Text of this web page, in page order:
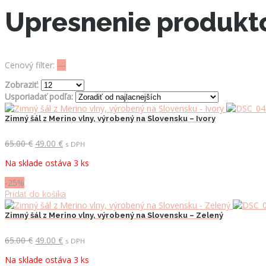
Upresnenie
Cenový filter: —
Zobraziť:
Usporiadať podľa:
Zimný šál z Merino vlny, výrobený na Slovensku – Ivory
65.00€ Pôvodná
bola:
49.00 €Aktuálna
je:
s DPH
Na sklade ostáva 3 ks
-25%
Pridať do košíka
Zimný šál z Merino vlny, výrobený na Slovensku – Zelený
65.00€ Pôvodná
bola:
49.00 €Aktuálna
je:
s DPH
Na sklade ostáva 3 ks